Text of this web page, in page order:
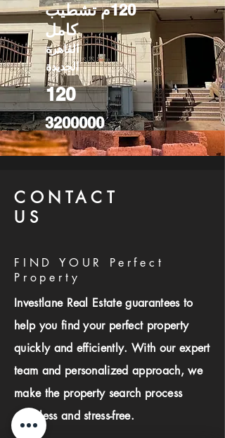
120م تشطيب
كامل
القاهرة
الجديدة
120
3200000
CONTACT
US
FIND YOUR Perfect
Property
Investlane Real Estate guarantees to
help you find your perfect property
quickly and efficiently. With our expert
team and personalized approach, we
make the property search process
seamless and stress-free.